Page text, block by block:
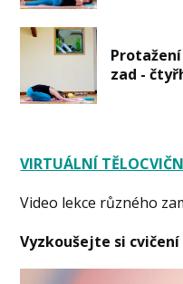
zad -
VIRTUÁLNÍ
Video lekce různého
Vyzkoušejte si cvičení